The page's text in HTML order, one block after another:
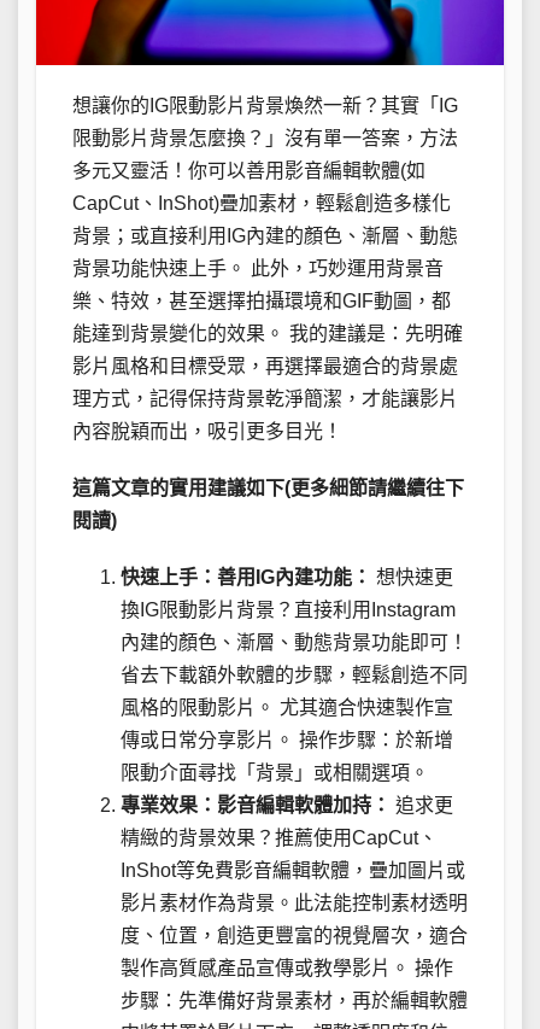
想讓你的IG限動影片背景煥然一新？其實「IG
限動影片背景怎麼換？」沒有單一答案，方法
多元又靈活！你可以善用影音編輯軟體(如
CapCut、InShot)疊加素材，輕鬆創造多樣化
背景；或直接利用IG內建的顏色、漸層、動態
背景功能快速上手。 此外，巧妙運用背景音
樂、特效，甚至選擇拍攝環境和GIF動圖，都
能達到背景變化的效果。 我的建議是：先明確
影片風格和目標受眾，再選擇最適合的背景處
理方式，記得保持背景乾淨簡潔，才能讓影片
內容脫穎而出，吸引更多目光！
這篇文章的實用建議如下(更多細節請繼續往下
閱讀)
快速上手：善用IG內建功能： 想快速更
換IG限動影片背景？直接利用Instagram
內建的顏色、漸層、動態背景功能即可！
省去下載額外軟體的步驟，輕鬆創造不同
風格的限動影片。 尤其適合快速製作宣
傳或日常分享影片。 操作步驟：於新增
限動介面尋找「背景」或相關選項。
專業效果：影音編輯軟體加持： 追求更
精緻的背景效果？推薦使用CapCut、
InShot等免費影音編輯軟體，疊加圖片或
影片素材作為背景。此法能控制素材透明
度、位置，創造更豐富的視覺層次，適合
製作高質感產品宣傳或教學影片。 操作
步驟：先準備好背景素材，再於編輯軟體